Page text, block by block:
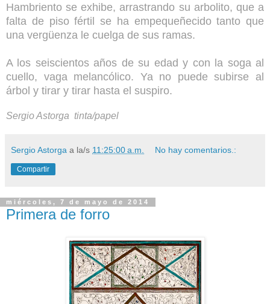
Hambriento se exhibe, arrastrando su arbolito, que a
falta de piso fértil se ha empequeñecido tanto que
una vergüenza le cuelga de sus ramas.
A los seiscientos años de su edad y con la soga al
cuello, vaga melancólico. Ya no puede subirse al
árbol y tirar y tirar hasta el suspiro.
Sergio Astorga tinta/papel
Sergio Astorga a la/s 11:25:00 a.m. No hay comentarios.:
Compartir
miércoles, 7 de mayo de 2014
Primera de forro